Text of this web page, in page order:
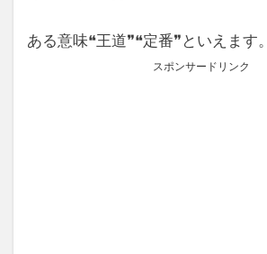
ある意味❝王道❞❝定番❞といえます。
スポンサードリンク